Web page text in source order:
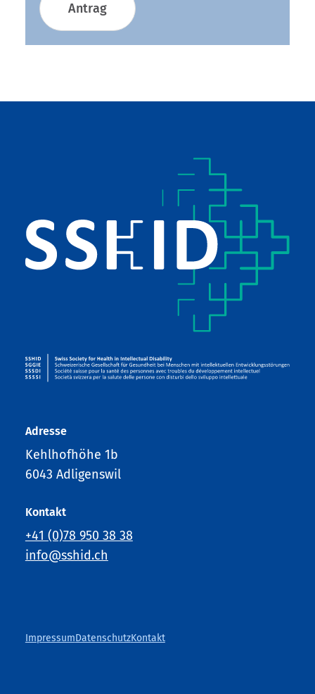
Antrag
Adresse
Kehlhofhöhe 1b
6043 Adligenswil
Kontakt
+41 (0)78 950 38 38
info@sshid.ch
ImpressumDatenschutzKontakt